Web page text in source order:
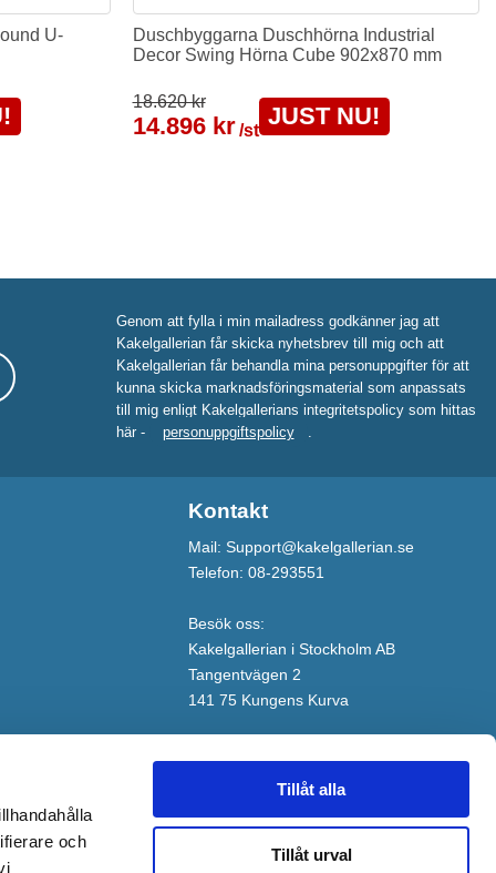
och
Tillåt alla
Tillåt urval
U-
Duschbyggarna Duschhörna Industrial
Decor Swing Hörna Cube 902x870 mm
18.620 kr
14.896 kr /st
JUST NU!
Genom att fylla i min mailadress godkänner jag att
Kakelgallerian får skicka nyhetsbrev till mig och att
Kakelgallerian får behandla mina personuppgifter för att
kunna skicka marknadsföringsmaterial som anpassats
till mig enligt Kakelgallerians integritetspolicy som hittas
här -
personuppgiftspolicy .
Kontakt
Mail: Support@kakelgallerian.se
Telefon: 08-293551
Besök oss:
Kakelgallerian i Stockholm AB
Tangentvägen 2
141 75 Kungens Kurva